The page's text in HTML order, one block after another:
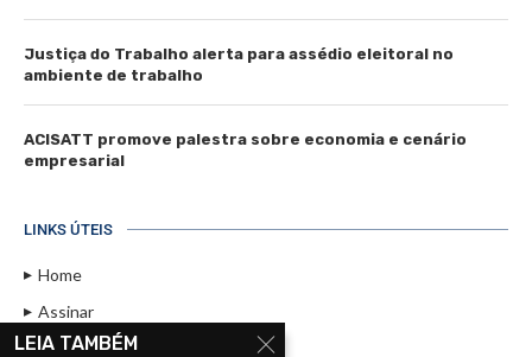
Justiça do Trabalho alerta para assédio eleitoral no
ambiente de trabalho
ACISATT promove palestra sobre economia e cenário
empresarial
LINKS ÚTEIS
Home
Assinar
Contato
LEIA TAMBÉM